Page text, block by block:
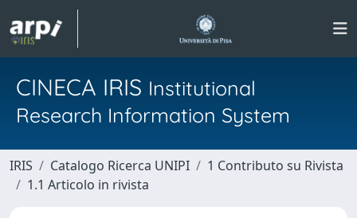
CINECA IRIS Institutional
Research Information System
IRIS Catalogo Ricerca UNIPI
1 Contributo su Rivista
1.1 Articolo in rivista